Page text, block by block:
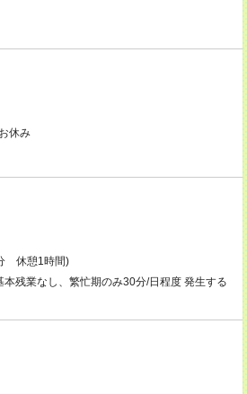
休み
休憩1時間)
残業なし、繁忙期のみ30分/日程度 発生する